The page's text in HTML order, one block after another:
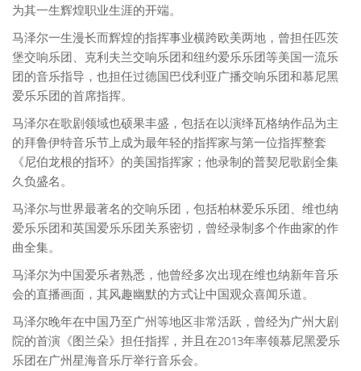
为其一生辉煌职业生涯的开端。
马泽尔一生漫长而辉煌的指挥事业横跨欧美两地，曾担任匹茨
堡交响乐团、克利夫兰交响乐团和纽约爱乐乐团等美国一流乐
团的音乐指导，也担任过德国巴伐利亚广播交响乐团和慕尼黑
爱乐乐团的首席指挥。
马泽尔在歌剧领域也硕果丰盛，包括在以演绎瓦格纳作品为主
的拜鲁伊特音乐节上成为最年轻的指挥家与第一位指挥整套
《尼伯龙根的指环》的美国指挥家；他录制的普契尼歌剧全集
久负盛名。
马泽尔与世界最著名的交响乐团，包括柏林爱乐乐团、维也纳
爱乐乐团和英国爱乐乐团关系密切，曾经录制多个作曲家的作
曲全集。
马泽尔为中国爱乐者熟悉，他曾经多次出现在维也纳新年音乐
会的直播画面，其风趣幽默的方式让中国观众喜闻乐道。
马泽尔晚年在中国乃至广州等地区非常活跃，曾经为广州大剧
院的首演《图兰朵》担任指挥，并且在2013年率领慕尼黑爱乐
乐团在广州星海音乐厅举行音乐会。